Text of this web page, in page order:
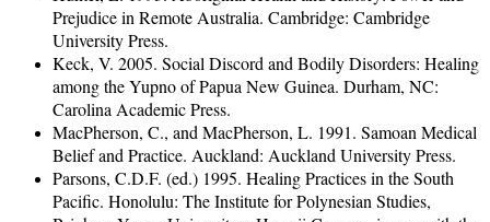
Prejudice in Remote Australia. Cambridge: Cambridge
University Press.
Keck, V. 2005. Social Discord and Bodily Disorders: Healing
among the Yupno of Papua New Guinea. Durham, NC:
Carolina Academic Press.
MacPherson, C., and MacPherson, L. 1991. Samoan Medical
Belief and Practice. Auckland: Auckland University Press.
Parsons, C.D.F. (ed.) 1995. Healing Practices in the South
Pacific. Honolulu: The Institute for Polynesian Studies,